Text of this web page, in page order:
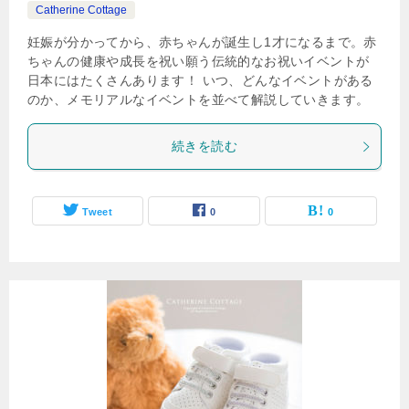
Catherine Cottage
妊娠が分かってから、赤ちゃんが誕生し1才になるまで。赤
ちゃんの健康や成長を祝い願う伝統的なお祝いイベントが
日本にはたくさんあります！ いつ、どんなイベントがある
のか、メモリアルなイベントを並べて解説していきます。
続きを読む
Tweet 0 0